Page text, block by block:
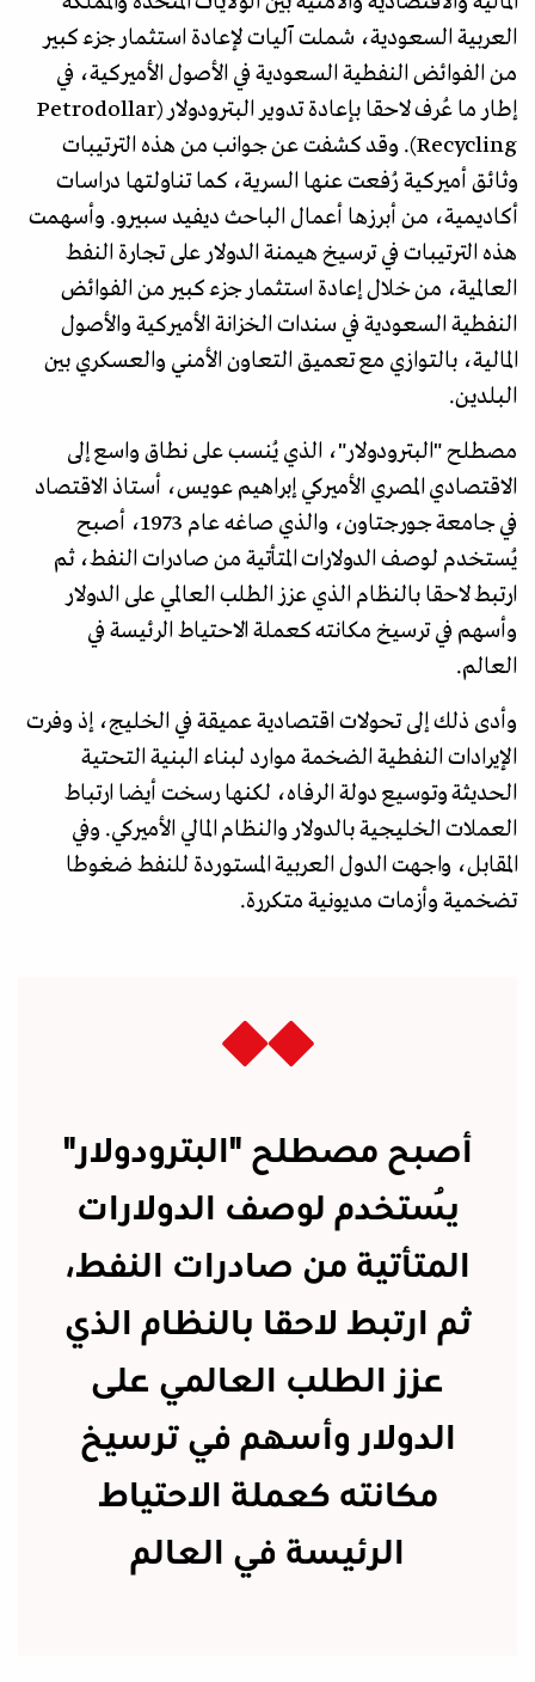
العربية السعودية، شملت آليات لإعادة استثمار جزء كبير
من الفوائض النفطية السعودية في الأصول الأميركية، في
إطار ما عُرف لاحقا بإعادة تدوير البترودولار (Petrodollar
Recycling). وقد كشفت عن جوانب من هذه الترتيبات
وثائق أميركية رُفعت عنها السرية، كما تناولتها دراسات
أكاديمية، من أبرزها أعمال الباحث ديفيد سبيرو. وأسهمت
هذه الترتيبات في ترسيخ هيمنة الدولار على تجارة النفط
العالمية، من خلال إعادة استثمار جزء كبير من الفوائض
النفطية السعودية في سندات الخزانة الأميركية والأصول
المالية، بالتوازي مع تعميق التعاون الأمني والعسكري بين
البلدين.
مصطلح "البترودولار"، الذي يُنسب على نطاق واسع إلى
الاقتصادي المصري الأميركي إبراهيم عويس، أستاذ الاقتصاد
في جامعة جورجتاون، والذي صاغه عام 1973، أصبح
يُستخدم لوصف الدولارات المتأتية من صادرات النفط، ثم
ارتبط لاحقا بالنظام الذي عزز الطلب العالمي على الدولار
وأسهم في ترسيخ مكانته كعملة الاحتياط الرئيسة في
العالم.
وأدى ذلك إلى تحولات اقتصادية عميقة في الخليج، إذ وفرت
الإيرادات النفطية الضخمة موارد لبناء البنية التحتية
الحديثة وتوسيع دولة الرفاه، لكنها رسخت أيضا ارتباط
العملات الخليجية بالدولار والنظام المالي الأميركي. وفي
المقابل، واجهت الدول العربية المستوردة للنفط ضغوطا
تضخمية وأزمات مديونية متكررة.
أصبح مصطلح "البترودولار"
يُستخدم لوصف الدولارات
المتأتية من صادرات النفط،
ثم ارتبط لاحقا بالنظام الذي
عزز الطلب العالمي على
الدولار وأسهم في ترسيخ
مكانته كعملة الاحتياط
الرئيسة في العالم